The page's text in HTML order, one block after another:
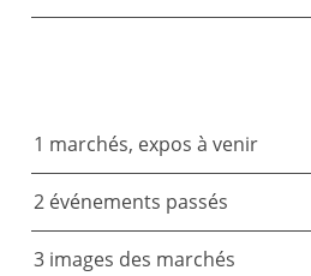
1 marchés, expos à venir
2 événements passés
3 images des marchés